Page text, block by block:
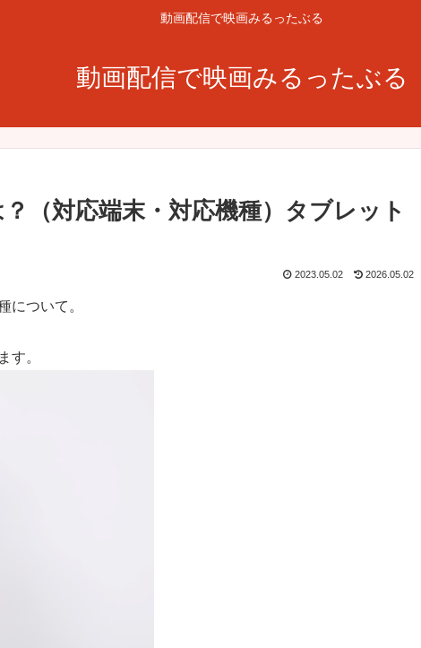
動画配信で映画みるったぶる
動画配信で映画みるったぶる
（対応端末・対応機種）タブレット
2023.05.02 2026.05.02
について。
す。